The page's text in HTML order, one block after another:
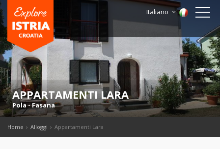
Italiano
APPARTAMENTI LARA
Pola-Fasana
Home Alloggi Appartamenti Lara